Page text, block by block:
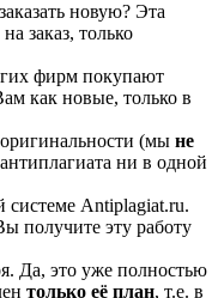
новую? Эта
заказ, только
фирм покупают
как новые, только в
оригинальности (мы не
ни в одной
Аntiplagiat.ru.
получите эту работу
Да, это уже полностью
только её план, т.е. в